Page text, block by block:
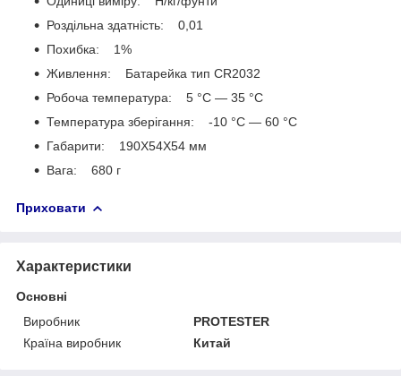
Роздільна здатність: 0,01
Похибка: 1%
Живлення: Батарейка тип CR2032
Робоча температура: 5 °C — 35 °C
Температура зберігання: -10 °C — 60 °C
Габарити: 190Х54Х54 мм
Вага: 680 г
Приховати
Характеристики
Основні
Виробник
PROTESTER
Країна виробник
Китай